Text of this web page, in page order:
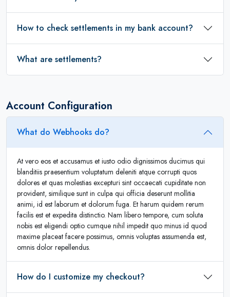
How to check settlements in my bank account?
What are settlements?
Account Configuration
What do Webhooks do?
At vero eos et accusamus et iusto odio dignissimos ducimus qui
blanditiis praesentium voluptatum deleniti atque corrupti quos
dolores et quas molestias excepturi sint occaecati cupiditate non
provident, similique sunt in culpa qui officia deserunt mollitia
animi, id est laborum et dolorum fuga. Et harum quidem rerum
facilis est et expedita distinctio. Nam libero tempore, cum soluta
nobis est eligendi optio cumque nihil impedit quo minus id quod
maxime placeat facere possimus, omnis voluptas assumenda est,
omnis dolor repellendus.
How do I customize my checkout?